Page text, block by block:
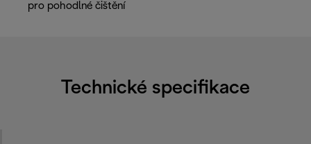
pro pohodlné čištění
Technické specifikace